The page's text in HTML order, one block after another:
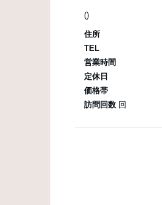
()
住所
TEL
営業時間
定休日
価格帯
訪問回数 回